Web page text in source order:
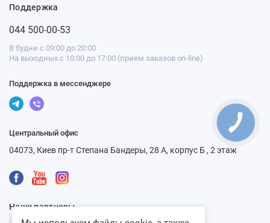
Поддержка
044 500-00-53
В будни с 09:00 до 20:00
На выходных с 10:00 до 17:00 (прием заказов on-line)
Поддержка в мессенджере
Центральный офис
04073, Киев пр-т Степана Бандеры, 28 А, корпус Б , 2 этаж
Наши партнеры